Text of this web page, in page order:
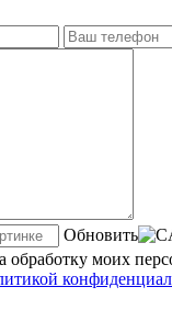
Обновить
обработку моих